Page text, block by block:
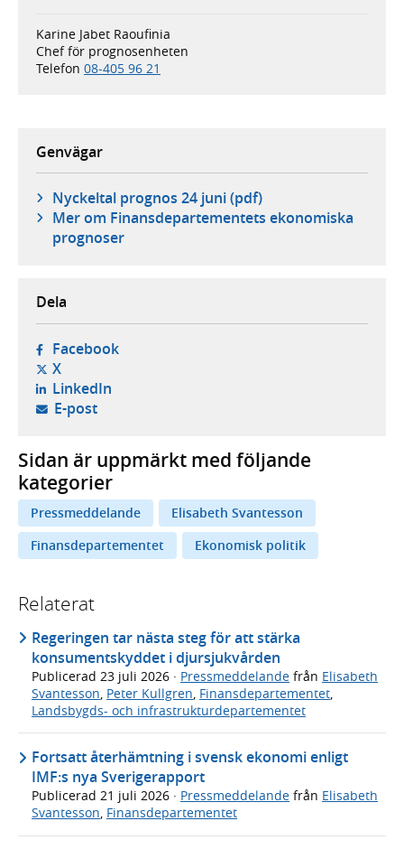
Karine Jabet Raoufinia
Chef för prognosenheten
Telefon 08-405 96 21
Genvägar
Nyckeltal prognos 24 juni (pdf)
Mer om Finans­departementets ekonomiska
prognoser
Dela
Facebook- öppnas i ny flik, extern webbplats,
X- öppnas i ny flik, extern webbplats,
LinkedIn- öppnas i ny flik, extern webbplats,
E-post- öppnar din e-postklient,
Sidan är uppmärkt med följande
kategorier
Pressmeddelande
Elisabeth Svantesson
Finansdepartementet
Ekonomisk politik
Relaterat
Regeringen tar nästa steg för att stärka
konsumentskyddet i djursjukvården
Publicerad 23 juli 2026 · Pressmeddelande från Elisabeth
Svantesson, Peter Kullgren, Finansdepartementet,
Landsbygds- och infrastrukturdepartementet
Fortsatt återhämtning i svensk ekonomi enligt
IMF:s nya Sverigerapport
Publicerad 21 juli 2026 · Pressmeddelande från Elisabeth
Svantesson, Finansdepartementet